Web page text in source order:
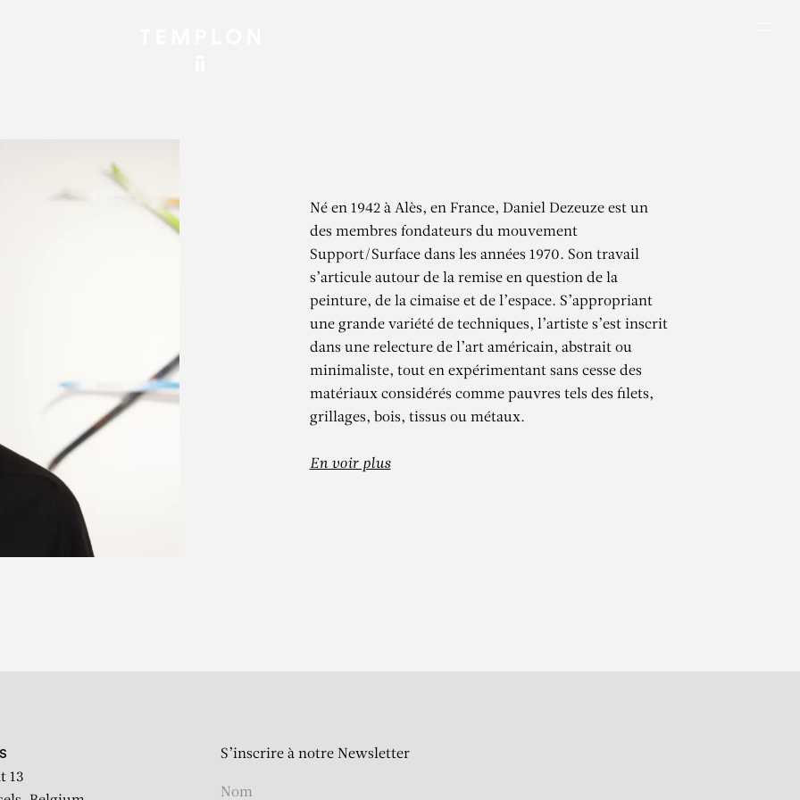
DEZEUZE
Né en 1942 à Alès, en France, Daniel Dezeuze est un
des membres fondateurs du mouvement
Support/Surface dans les années 1970. Son travail
s’articule autour de la remise en question de la
peinture, de la cimaise et de l’espace. S’appropriant
une grande variété de techniques, l’artiste s’est inscrit
dans une relecture de l’art américain, abstrait ou
minimaliste, tout en expérimentant sans cesse des
matériaux considérés comme pauvres tels des filets,
grillages, bois, tissus ou métaux.
En voir plus
13
S’inscrire à notre Newsletter